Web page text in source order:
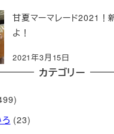
甘夏マーマレード2021！
よ！
2021年3月15日
カテゴリー
(23)